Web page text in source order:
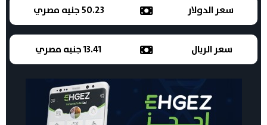
سعر الدولار 50.23 جنيه مصري
سعر الريال 13.41 جنيه مصري